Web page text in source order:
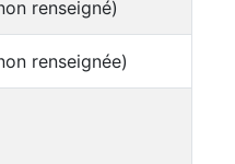
renseigné)
renseignée)